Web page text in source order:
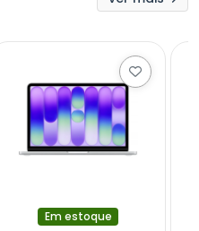
Em estoque